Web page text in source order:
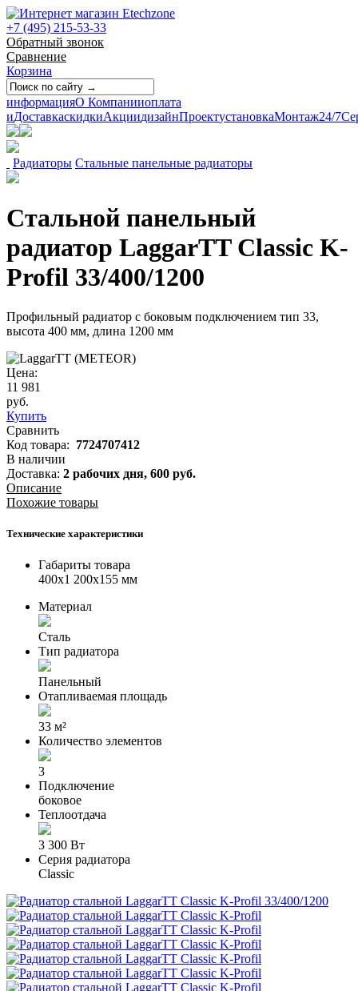
+7 (495) 215-53-33
Обратный звонок
Сравнение
Корзина
информацияО Компанииоплата
иДоставкаскидкиАкциидизайнПроектустановкаМонтаж24/7
Радиаторы Стальные панельные радиаторы
Стальной панельный
радиатор LaggarTT Classic K-
Profil 33/400/1200
Профильный радиатор с боковым подключением тип 33,
высота 400 мм, длина 1200 мм
Цена:
11 981
руб.
Купить
Сравнить
Код товара: 7724707412
В наличии
Доставка: 2 рабочих дня, 600 руб.
Описание
Похожие товары
Технические характеристики
Габариты товара
400x1 200x155 мм
Материал
Сталь
Тип радиатора
Панельный
Отапливаемая площадь
33 м²
Количество элементов
3
Подключение
боковое
Теплоотдача
3 300 Вт
Серия радиатора
Classic